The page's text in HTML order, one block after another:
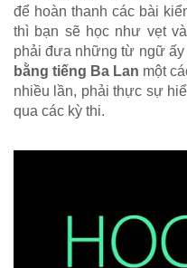
để hoàn thanh các bài
thì bạn sẽ học như vẹt
phải đưa những từ ngữ
bằng tiếng Ba Lan một
nhiều lần, phải thực sự
qua các kỳ thi.